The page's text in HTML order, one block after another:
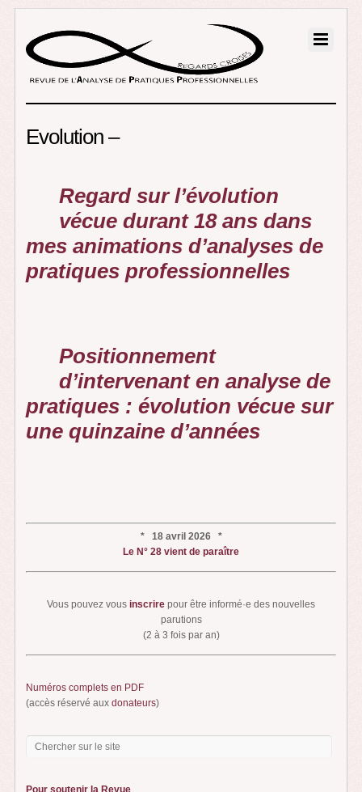
Evolution –
Regard sur l’évolution
vécue durant 18 ans dans
mes animations d’analyses de
pratiques professionnelles
Positionnement
d’intervenant en analyse de
pratiques : évolution vécue sur
une quinzaine d’années
* 18 avril 2026 *
Le N° 28 vient de paraître
Vous pouvez vous inscrire pour être informé·e des nouvelles
parutions
(2 à 3 fois par an)
Numéros complets en PDF
(accès réservé auxdonateurs)